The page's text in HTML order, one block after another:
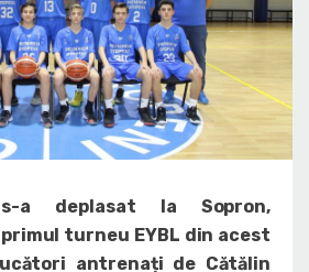
a deplasat la Sopron,
turneu EYBL din acest
antrenați de Cătălin